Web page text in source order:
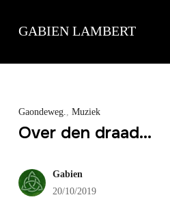
GABIEN LAMBERT
Gaondeweg., Muziek
Over den draad…
Gabien
20/10/2019